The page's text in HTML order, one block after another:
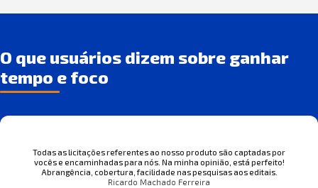
O que usuários dizem sobre ganhar
tempo e foco
Todas as licitações referentes ao nosso produto são captadas por
vocês e encaminhadas para nós. Na minha opinião, está perfeito!
Abrangência, cobertura, facilidade nas pesquisas aos editais.
Ricardo Machado Ferreira